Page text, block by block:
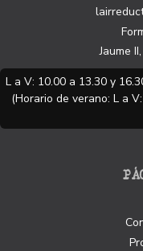
Jaume
L a V: 10.00 a 13.30 y
(Horario de verano: L a